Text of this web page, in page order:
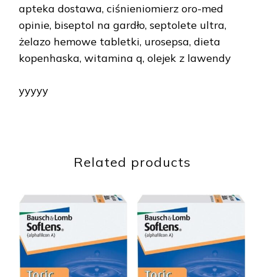
apteka dostawa, ciśnieniomierz oro-med
opinie, biseptol na gardło, septolete ultra,
żelazo hemowe tabletki, urosepsa, dieta
kopenhaska, witamina q, olejek z lawendy
yyyyy
Related products